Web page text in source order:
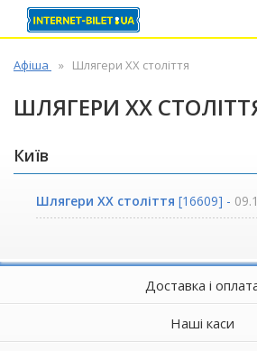
Афіша Шлягери ХХ століття
ШЛЯГЕРИ ХХ
Київ
Шлягери ХХ століття [16609] -
Доставка і
Наші каси